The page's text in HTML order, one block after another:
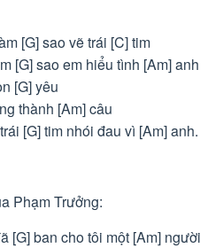
[G] sao vẽ trái [C] tim
[G] sao em hiểu tình [Am] anh
[G] yêu
thành [Am] câu
[G] tim nhói đau vì [Am] anh.
Phạm Trưởng:
[G] ban cho tôi một [Am] người